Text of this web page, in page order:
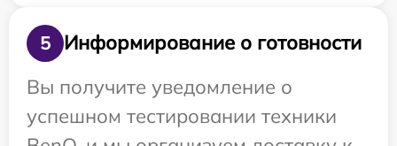
5
Информирование о готовности
Вы получите уведомление о
успешном тестировании техники